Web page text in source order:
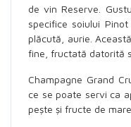
de vin Reserve.
specifice soiului
plăcută, aurie.
fine, fructată datorită
Champagne Grand
ce se poate servi ca
pește și fructe de mare.